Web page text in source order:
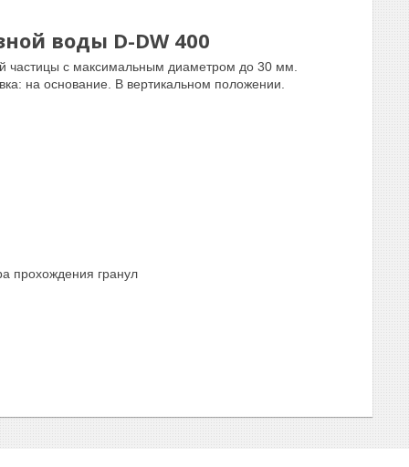
воды D-DW 400
частицы с максимальным диаметром до 30 мм.
на основание. В вертикальном положении.
прохождения гранул